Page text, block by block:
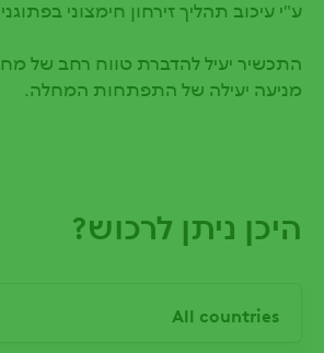
ע"י עיכוב תהליך זירחון חימצוני
התכשיר יעיל להדברת טווח רחב של
מניעה יעילה של התפתחות המחלה.
היכן ניתן לרכוש?